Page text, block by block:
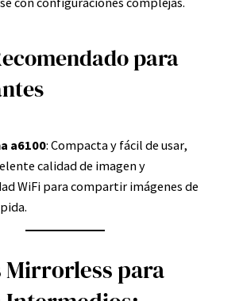
para
a6100: Compacta y fácil de usar,
calidad de imagen y
WiFi para compartir imágenes de
Mirrorless para